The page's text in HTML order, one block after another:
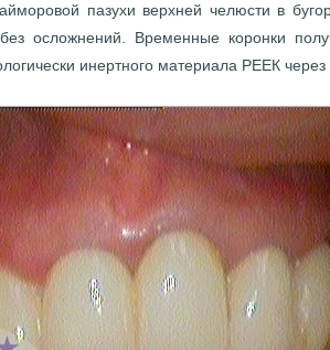
пазухи верхней челюсти в
осложнений. Временные коронки
инертного материала РЕЕК через